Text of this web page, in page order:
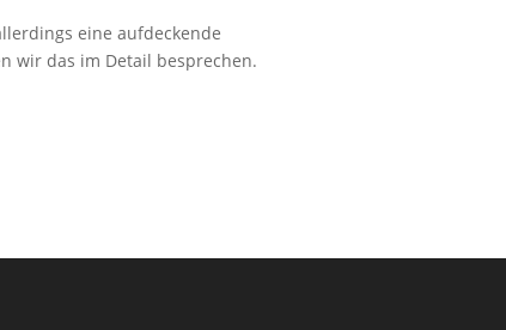
eine aufdeckende
wir das im Detail besprechen.